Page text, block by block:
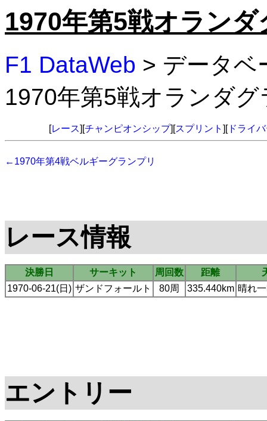
1970年第5戦オラン
F1 DataWeb > データ
1970年第5戦オランダ
[レース][チャンピオンシップ][スプリント ][ドライ
←1970年第4戦ベルギーグランプリ
レース情報
決勝日 サーキット 周回数 距離
1970-06-21(日) ザンドフォールト 80周 335.440km 晴れ
エントリー